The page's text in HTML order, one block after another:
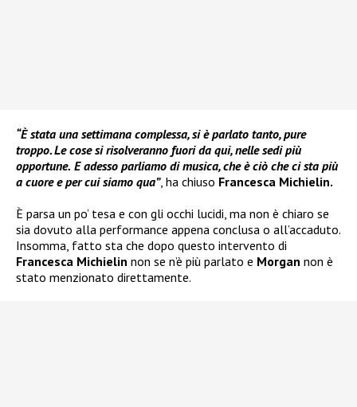
“È stata una settimana complessa, si è parlato tanto, pure
troppo. Le cose si risolveranno fuori da qui, nelle sedi più
opportune. E adesso parliamo di musica, che è ciò che ci sta più
a cuore e per cui siamo qua”, ha chiuso Francesca Michielin.
È parsa un po’ tesa e con gli occhi lucidi, ma non è chiaro se
sia dovuto alla performance appena conclusa o all’accaduto.
Insomma, fatto sta che dopo questo intervento di
Francesca Michielin non se n’è più parlato e Morgan non è
stato menzionato direttamente.